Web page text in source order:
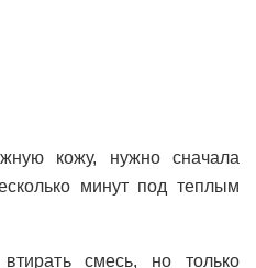
кожу, нужно сначала
минут под теплым
смесь, но только